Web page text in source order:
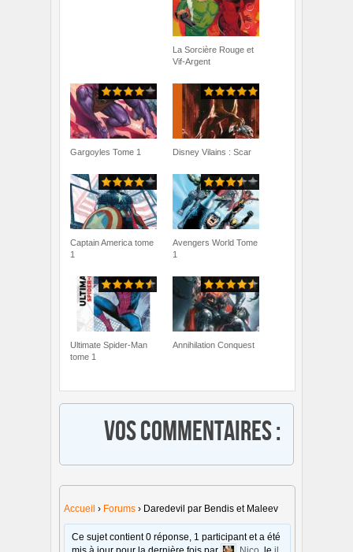
La Sorcière Rouge et
Vif-Argent
Gargoyles Tome 1 Disney Vilains : Scar
Captain America tome
1
Avengers World Tome
1
Ultimate Spider-Man
tome 1
Annihilation Conquest
Vos commentaires :
Accueil › Forums › Daredevil par Bendis et Maleev
Ce sujet contient 0 réponse, 1 participant et a été